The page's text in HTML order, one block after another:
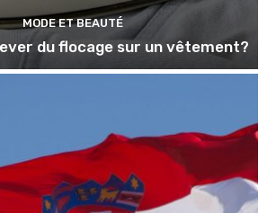
MODE ET BEAUTÉ
du flocage sur un vêtement?